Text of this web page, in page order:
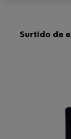
Surtido de